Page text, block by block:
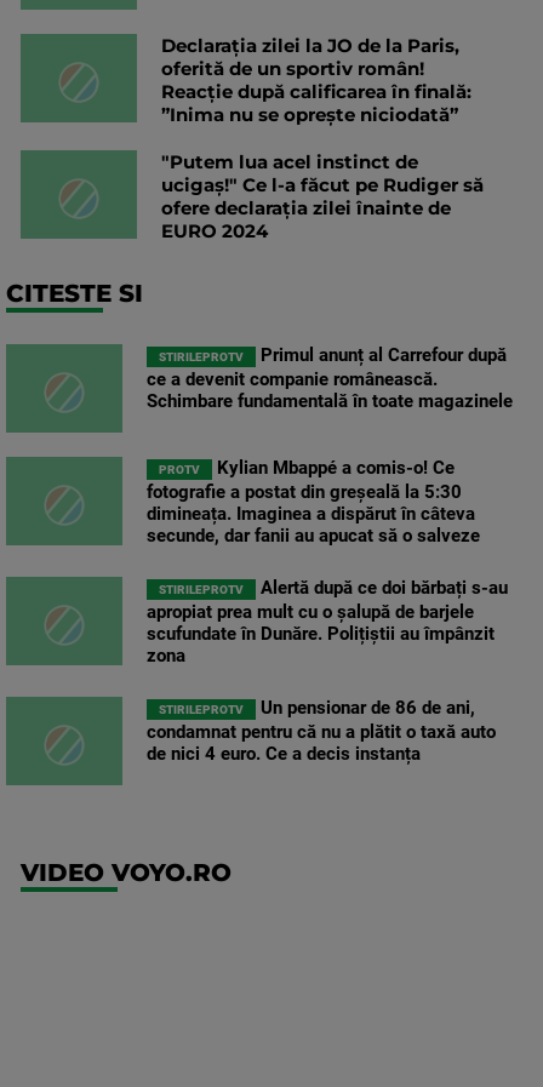
Declarația zilei la JO de la Paris,
oferită de un sportiv român!
Reacție după calificarea în finală:
”Inima nu se opreşte niciodată”
"Putem lua acel instinct de
ucigaș!" Ce l-a făcut pe Rudiger să
ofere declarația zilei înainte de
EURO 2024
CITESTE SI
STIRILEPROTV
Primul anunț al Carrefour după
ce a devenit companie românească.
Schimbare fundamentală în toate magazinele
PROTV
Kylian Mbappé a comis-o! Ce
fotografie a postat din greșeală la 5:30
dimineața. Imaginea a dispărut în câteva
secunde, dar fanii au apucat să o salveze
STIRILEPROTV
Alertă după ce doi bărbați s-au
apropiat prea mult cu o șalupă de barjele
scufundate în Dunăre. Polițiștii au împânzit
zona
STIRILEPROTV
Un pensionar de 86 de ani,
condamnat pentru că nu a plătit o taxă auto
de nici 4 euro. Ce a decis instanța
VIDEO VOYO.RO